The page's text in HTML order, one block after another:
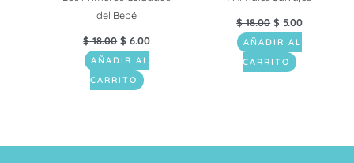
del Bebé
$18.00 $ 6.00
AÑADIR AL
CARRITO
$18.00 $ 5.00
AÑADIR AL
CARRITO